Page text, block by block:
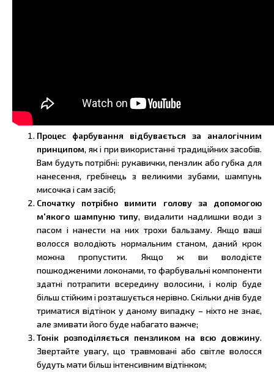
Процес фарбування відбувається за аналогічним
принципом, як і при використанні традиційних засобів.
Вам будуть потрібні: рукавички, пензлик або губка для
нанесення, гребінець з великими зубами, шампунь
мисочка і сам засіб;
Спочатку потрібно вимити голову за допомогою
м'якого шампуню типу, видалити надлишки води з
пасом і нанести на них трохи бальзаму. Якщо ваші
волосся володіють нормальним станом, даний крок
можна пропустити. Якщо ж ви володієте
пошкодженими локонами, то фарбувальні компоненти
здатні потрапити всередину волосини, і колір буде
більш стійким і розташується нерівно. Скільки днів буде
триматися відтінок у даному випадку – ніхто не знає,
але змивати його буде набагато важче;
Тонік розподіляється пензликом на всю довжину.
Звертайте увагу, що травмовані або світле волосся
будуть мати більш інтенсивним відтінком;